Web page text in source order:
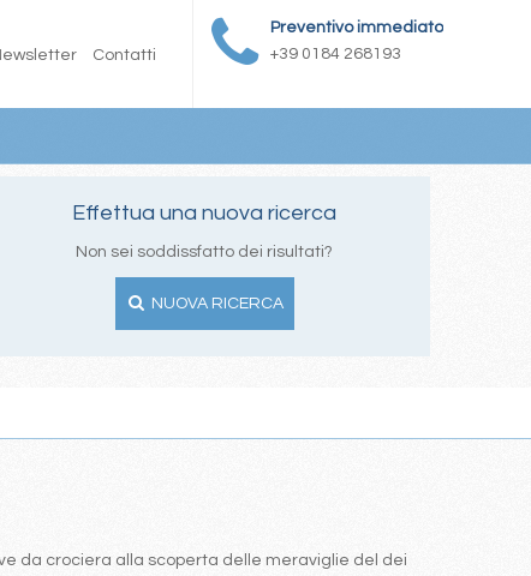
Preventivo immediato
+39 0184 268193
Contatti
Effettua una nuova ricerca
Non sei soddissfatto dei risultati?
NUOVA RICERCA
da crociera alla scoperta delle meraviglie del dei